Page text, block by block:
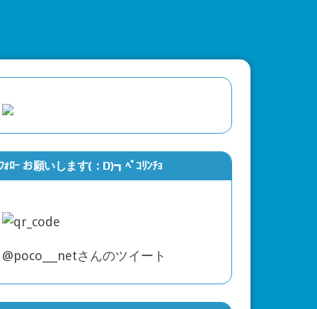
動画公開！
ｫﾛｰ お願いします(：D)┓ﾍﾟｺﾘﾝﾁｮ
@poco___netさんのツイート